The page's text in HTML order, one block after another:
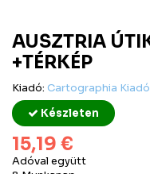
AUSZTRIA
+TÉRKÉP
Kiadó: Cartographia Kiadó
Készleten
15,19 €
Adóval együtt